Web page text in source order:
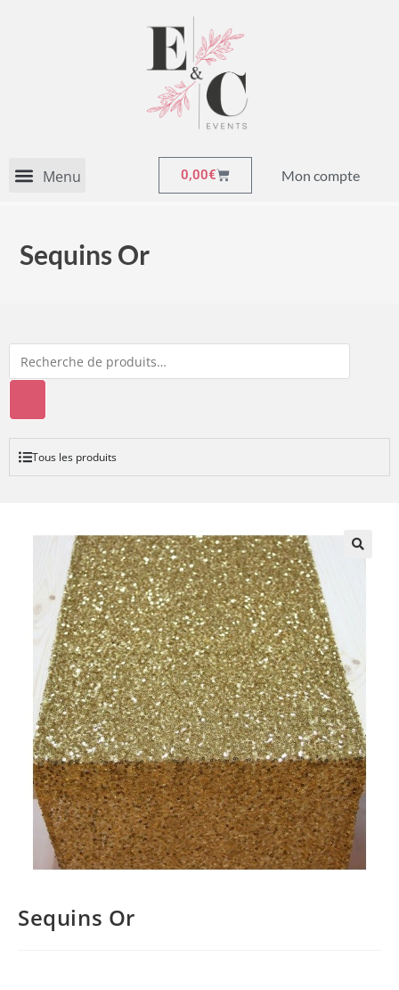
0,00€ Mon compte
Sequins Or
Tous les produits
Sequins Or